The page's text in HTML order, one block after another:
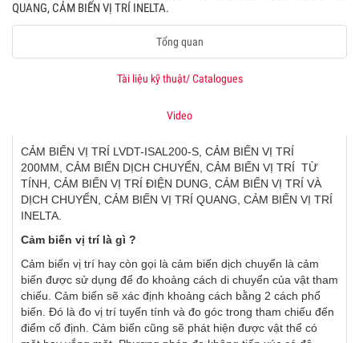
QUANG, CẢM BIẾN VỊ TRÍ INELTA.
Tổng quan
Tài liệu kỹ thuật/ Catalogues
Video
CẢM BIẾN VỊ TRÍ LVDT-ISAL200-S, CẢM BIẾN VỊ TRÍ
200MM, CẢM BIẾN DỊCH CHUYỂN, CẢM BIẾN VỊ TRÍ TỪ
TÍNH, CẢM BIẾN VỊ TRÍ ĐIỆN DUNG, CẢM BIẾN VỊ TRÍ VÀ
DỊCH CHUYỂN, CẢM BIẾN VỊ TRÍ QUANG, CẢM BIẾN VỊ TRÍ
INELTA.
Cảm biến vị trí là gì ?
Cảm biến vị trí hay còn gọi là cảm biến dịch chuyển là cảm
biến được sử dụng để đo khoảng cách di chuyển của vật tham
chiếu. Cảm biến sẽ xác định khoảng cách bằng 2 cách phổ
biến. Đó là đo vị trí tuyến tính và đo góc trong tham chiếu đến
điểm cố định. Cảm biến cũng sẽ phát hiện được vật thể có